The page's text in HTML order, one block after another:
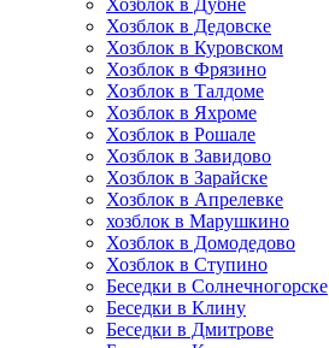
Хозблок в Дубне
Хозблок в Дедовске
Хозблок в Куровском
Хозблок в Фрязино
Хозблок в Талдоме
Хозблок в Яхроме
Хозблок в Рошале
Хозблок в Завидово
Хозблок в Зарайске
Хозблок в Апрелевке
хозблок в Марушкино
Хозблок в Домодедово
Хозблок в Ступино
Беседки в Солнечногорске
Беседки в Клину
Беседки в Дмитрове